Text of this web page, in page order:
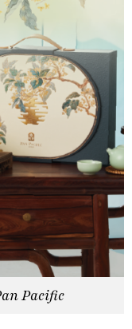
Pacific